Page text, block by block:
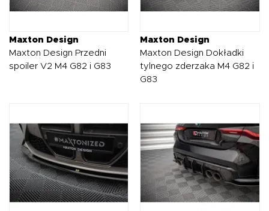
Maxton Design
Maxton Design Przedni
spoiler V2 M4 G82 i G83
Maxton Design
Maxton Design Dokładki
tylnego zderzaka M4 G82 i
G83